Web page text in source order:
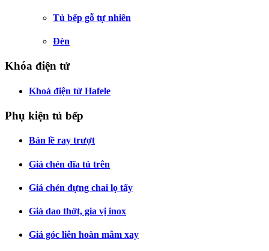
Tủ bếp gỗ tự nhiên
Đèn
Khóa điện tử
Khoá điện từ Hafele
Phụ kiện tủ bếp
Bản lề ray trượt
Giá chén đĩa tủ trên
Giá chén đựng chai lọ tẩy
Giá dao thớt, gia vị inox
Giá góc liên hoàn mâm xay